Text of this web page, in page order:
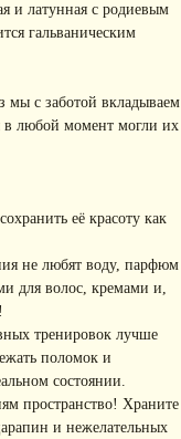
и латунная с родиевым
гальваническим
с заботой вкладываем
в любой момент могли их
её красоту как
не любят воду, парфюм
для волос, кремами и,
тренировок лучше
поломок и
состоянии.
пространство! Храните
и нежелательных